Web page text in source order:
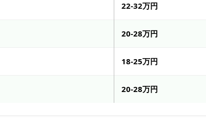
22-32万円
20-28万円
18-25万円
20-28万円